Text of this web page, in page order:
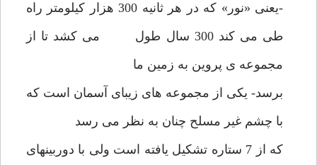
-یعنی «نور» که در هر ثانیه 300 هزار کیلومتر راه
طی می کند 300 سال طول می کشد تا از
مجموعه ی پروین به زمین ما
برسد- یکی از مجموعه های زیبای آسمان است که
با چشم غیر مسلح چنان به نظر می رسد
که از 7 ستاره تشکیل یافته است ولی با دوربینهای